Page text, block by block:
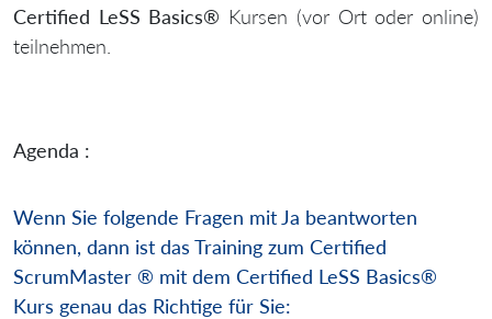
Certified LeSS Basics® Kursen (vor Ort oder online)
teilnehmen.
Agenda :
Wenn Sie folgende Fragen mit Ja beantworten
können, dann ist das Training zum Certified
ScrumMaster ® mit dem Certified LeSS Basics®
Kurs genau das Richtige für Sie: